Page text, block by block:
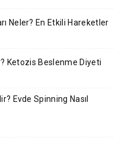
Neler? En Etkili Hareketler
Ketozis Beslenme Diyeti
Evde Spinning Nasıl